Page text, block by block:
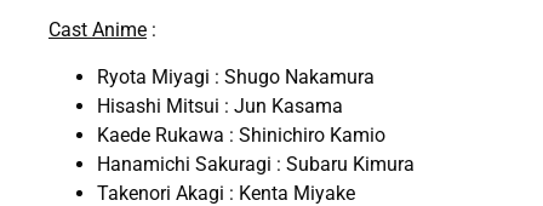
Cast Anime :
Ryota Miyagi : Shugo Nakamura​​​​​​​​​​​​​​​​​​​​​​​​​
Hisashi Mitsui : Jun Kasama
Kaede Rukawa : Shinichiro Kamio
Hanamichi Sakuragi : Subaru Kimura​​​​​​​​​​​
Takenori Akagi : Kenta Miyake​